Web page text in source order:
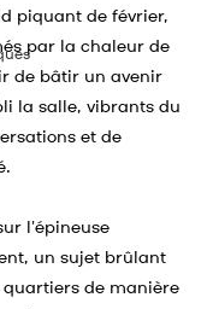
piquant de février,
par la chaleur de
de bâtir un avenir
la salle, vibrants du
et de
l'épineuse
un sujet brûlant
de manière